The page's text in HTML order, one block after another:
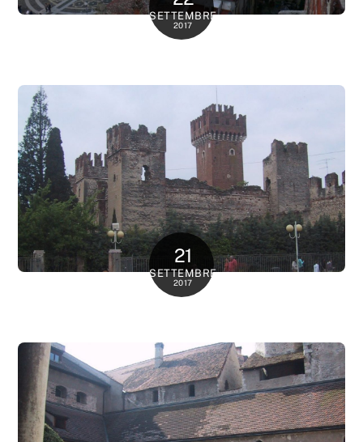
SETTEMBRE
2017
21
SETTEMBRE
2017